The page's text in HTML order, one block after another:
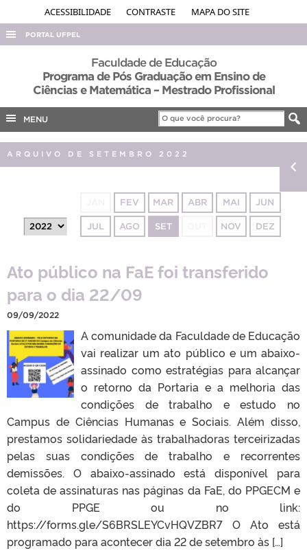
ACESSIBILIDADE CONTRASTE MAPA DO SITE
PORTAL UFPEL
ACESSO À INFORMAÇÃO
AUDITORIA
EDITAIS
PORTARIAS
Faculdade de Educação
Programa de Pós Graduação em Ensino de
Ciências e Matemática – Mestrado Profissional
MENU
ARQUIVO DE SETEMBRO 2022
FEV MAR ABR MAI JUN
JUL AGO SET NOV DEZ
Ato público na FaE foi transferido
para o dia 22/09
09/09/2022
A comunidade da Faculdade de Educação
vai realizar um ato público e um abaixo-
assinado como estratégias para alcançar
o retorno da Portaria e a melhoria das
condições de trabalho e estudo no
Campus de Ciências Humanas e Sociais. Além disso,
prestamos solidariedade às trabalhadoras terceirizadas
pelas suas condições de trabalho e recorrentes
demissões. O abaixo-assinado está disponível para
coleta de assinaturas nas páginas da FaE, do PPGECM e
do PPGE ou no link:
https://forms.gle/S6BRSLEYCvHQVZBR7 O Ato está
programado para acontecer dia 22 de setembro às […]